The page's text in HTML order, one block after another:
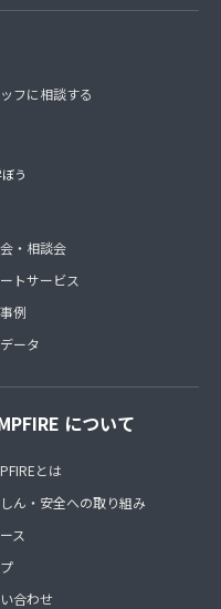
フに相談する
う
・相談会
トサービス
例
ータ
について
とは
ん・安全への取り組み
ス
合わせ